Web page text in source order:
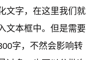
文字，在这里我们就
文本框中。但是需要
字，不然会影响转